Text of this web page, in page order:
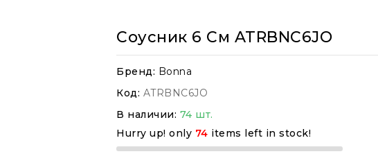
Соусник 6 См ATRBNC6JO
Бренд: Bonna
Код: ATRBNC6JO
В наличии: 74 шт.
Hurry up! only 74 items left in stock!